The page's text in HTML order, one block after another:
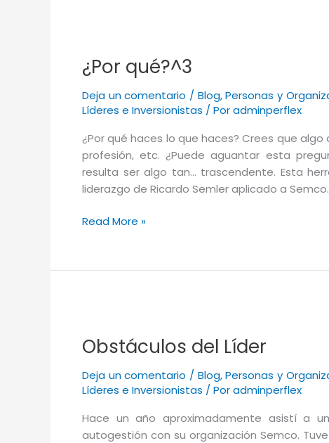
liderazgo.
¿Por qué?^3
Deja un comentario / Blog,Personas y
Líderes e Inversionistas / Poradminperflex
¿Por qué haces lo que haces? Crees que
profesión, etc. ¿Puede aguantar esta
resulta ser algo tan… trascendente. Esta
liderazgo de Ricardo Semler aplicado a
¿Por
Read More »
Obstáculos del Líder
Deja un comentario / Blog,Personas y
Líderes e Inversionistas / Poradminperflex
Hace un año aproximadamente asistí a
autogestión con su organización Semco.